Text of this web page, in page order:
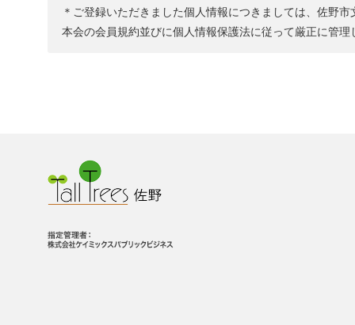
＊ご登録いただきました個人情報につきましては、佐野
本会の会員規約並びに個人情報保護法に従って厳正に管理